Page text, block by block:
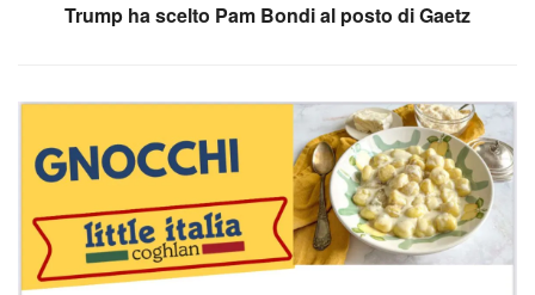
Trump ha scelto Pam Bondi al posto di Gaetz